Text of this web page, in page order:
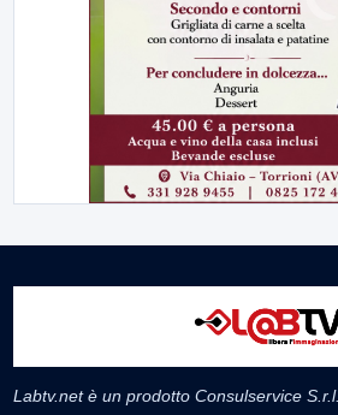
Labtv.net è un prodotto Consulservice S.r.l.